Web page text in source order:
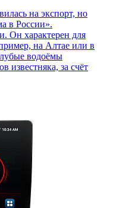
на экспорт, но
в России».
Он характерен для
на Алтае или в
водоёмы
известняка, за счёт